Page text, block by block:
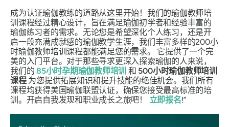
成为认证瑜伽教练的道路从这里开始！我们的瑜伽教师培
训课程经过精心设计，旨在满足瑜伽初学者和经验丰富的
瑜伽练习者的需求。无论您是希望深化个人练习，还是开
启一段充满成就感的瑜伽教学生涯，我们丰富多样的200小
时瑜伽教师培训课程都能满足您的需求。
它提供了一个完
美的入门平台。对于那些寻求更深入探索瑜伽的人来说，
我们的 85小时孕期瑜伽教师培训 和 500小时瑜伽教师培训
课程为您提供拓展知识和提升技能的绝佳机会。我们所有
课程均获得美国瑜伽联盟认证，确保您接受最高标准的培
训。开启自我发现和职业成长之旅吧！ 立即报名!”